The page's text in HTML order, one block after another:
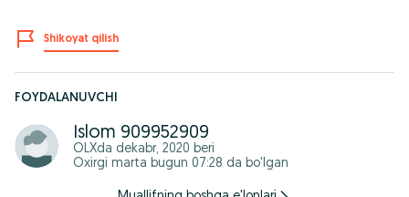
Shikoyat qilish
FOYDALANUVCHI
Islom 909952909
OLXda dekabr, 2020 beri
Oxirgi marta bugun 07:28 da bo'lgan